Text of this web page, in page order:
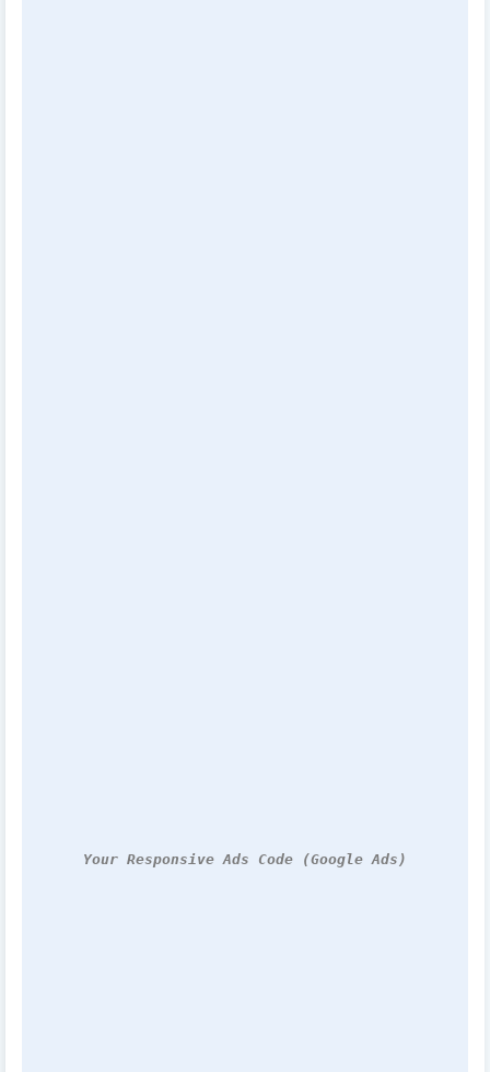
Your Responsive Ads Code (Google Ads)